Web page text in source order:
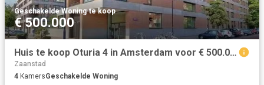
Geschakelde Woning·te koop
€ 500.000
Huis te koop Oturia 4 in Amsterdam voor € 500.000
Zaanstad
4 KamersGeschakelde Woning